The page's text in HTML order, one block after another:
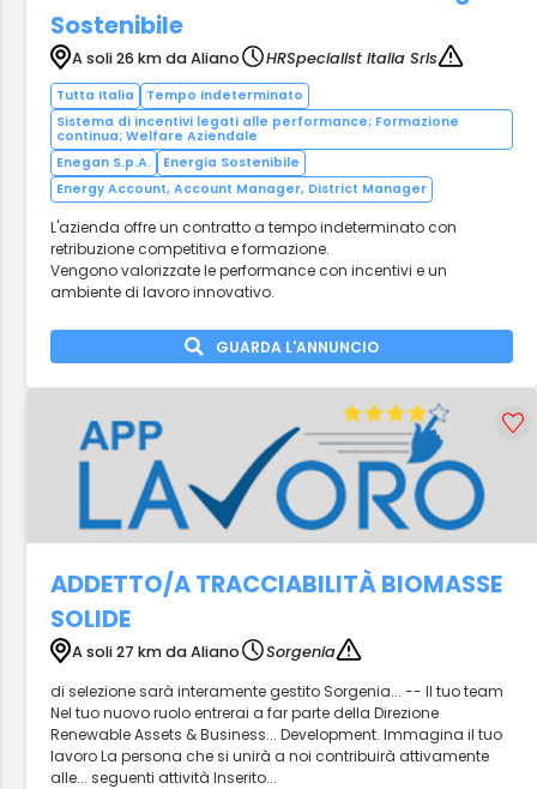
Sostenibile
A soli 26 km da Aliano HRSpecialist Italia Srls
Tutta Italia
Tempo indeterminato
Sistema di incentivi legati alle performance; Formazione
continua; Welfare Aziendale
Enegan S.p.A.
Energia Sostenibile
Energy Account, Account Manager, District Manager
L'azienda offre un contratto a tempo indeterminato con
retribuzione competitiva e formazione.
Vengono valorizzate le performance con incentivi e un
ambiente di lavoro innovativo.
GUARDA L'ANNUNCIO
ADDETTO/A TRACCIABILITÀ BIOMASSE
SOLIDE
A soli 27 km da Aliano
Sorgenia
di selezione sarà interamente gestito Sorgenia... -- Il tuo team
Nel tuo nuovo ruolo entrerai a far parte della Direzione
Renewable Assets & Business... Development. Immagina il tuo
lavoro La persona che si unirà a noi contribuirà attivamente
alle... seguenti attività Inserito...